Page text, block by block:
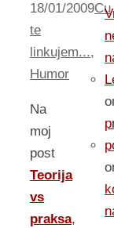
18/01/2009Cu
te
linkujem...,
Humor
Na
moj
post
Teorija
vs
praksa,